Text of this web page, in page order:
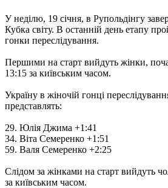
У неділю, 19 січня, в Рупольдінгу
Кубка світу. В останній день етапу
гонки переслідування.
Першими на старт вийдуть жінки,
13:15 за київським часом.
Україну в жіночій гонці
представлять:
29. Юлія Джима +1:41
34. Віта Семеренко +1:51
59. Валя Семеренко +2:25
Слідом за жінками на старт вийдуть
за київським часом.